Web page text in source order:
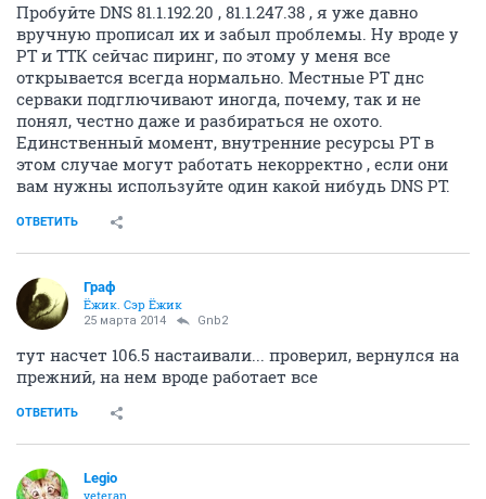
Пробуйте DNS 81.1.192.20 , 81.1.247.38 , я уже давно
вручную прописал их и забыл проблемы. Ну вроде у
РТ и ТТК сейчас пиринг, по этому у меня все
открывается всегда нормально. Местные РТ днс
серваки подглючивают иногда, почему, так и не
понял, честно даже и разбираться не охото.
Единственный момент, внутренние ресурсы РТ в
этом случае могут работать некорректно , если они
вам нужны используйте один какой нибудь DNS РТ.
ОТВЕТИТЬ
Граф
Ёжик. Сэр Ёжик
25 марта 2014 Gnb2
тут насчет 106.5 настаивали... проверил, вернулся на
прежний, на нем вроде работает все
ОТВЕТИТЬ
Legio
veteran